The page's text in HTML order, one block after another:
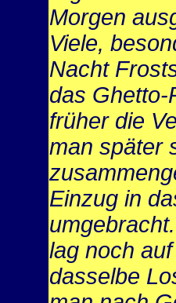
Morgen
Viele,
Nacht
das Ghetto-
früher die
man später
Einzug in
lag noch
dasselbe